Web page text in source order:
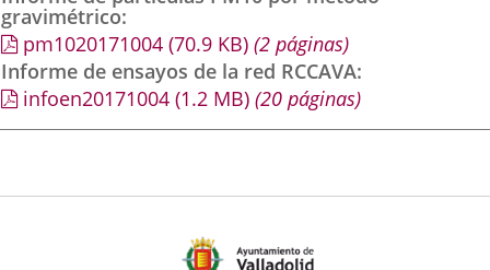
gravimétrico
pm1020171004 (70.9 KB) (2 páginas)
Informe de ensayos de la red RCCAVA
infoen20171004 (1.2 MB) (20 páginas)